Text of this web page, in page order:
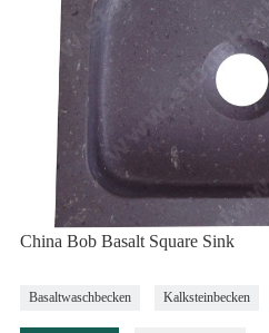
China Bob Basalt Square Sink
Basaltwaschbecken Kalksteinbecken